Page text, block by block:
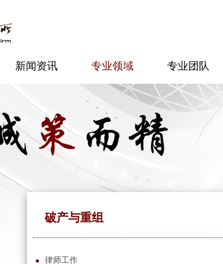
新闻资讯 专业领域 专业团队
破产与重组
律师工作